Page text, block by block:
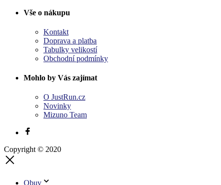
Vše o nákupu
Kontakt
Doprava a platba
Tabulky velikostí
Obchodní podmínky
Mohlo by Vás zajímat
O JustRun.cz
Novinky
Mizuno Team
Copyright © 2020
Obuv